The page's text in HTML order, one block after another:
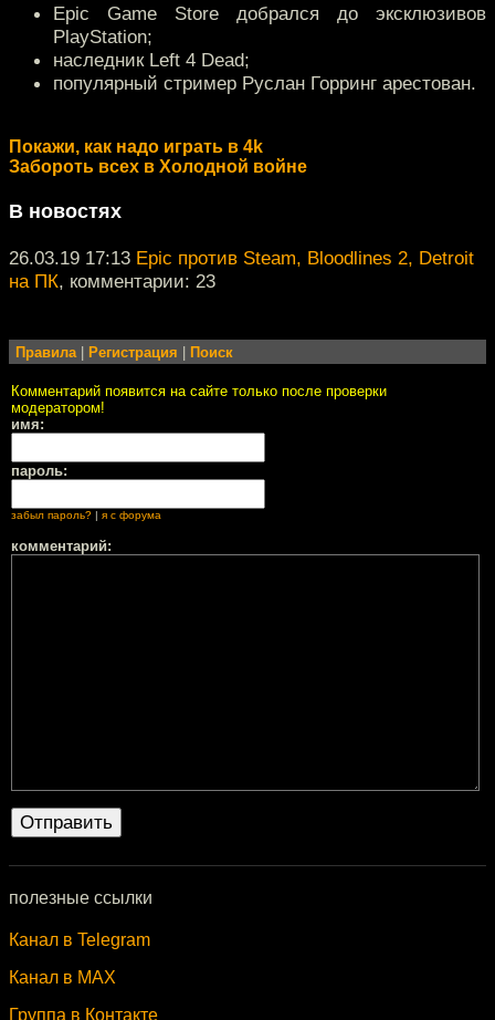
Epic Game Store добрался до эксклюзивов
PlayStation;
наследник Left 4 Dead;
популярный стример Руслан Горринг арестован.
Покажи, как надо играть в 4k
Забороть всех в Холодной войне
В новостях
26.03.19 17:13 Epic против Steam, Bloodlines 2, Detroit
на ПК, комментарии: 23
Правила| Регистрация Поиск
Комментарий появится на сайте только после проверки
модератором!
имя:
пароль:
забыл пароль? | я с форума
комментарий:
полезные ссылки
Канал в Telegram
Канал в MAX
Группа в Контакте